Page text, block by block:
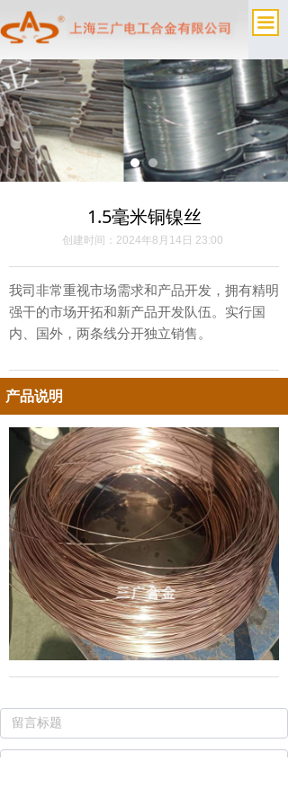
끀
1.5毫米铜镍丝
创建时间： 2024年8月14日 23:00
我司非常重视市场需求和产品开发，拥有精明
强干的市场开拓和新产品开发队伍。实行国
内、国外，两条线分开独立销售。
产品说明